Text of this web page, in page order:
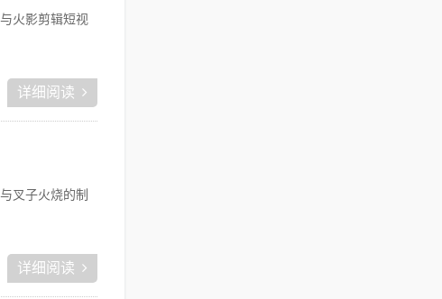
火影剪辑短视
详细阅读
叉子火烧的制
详细阅读